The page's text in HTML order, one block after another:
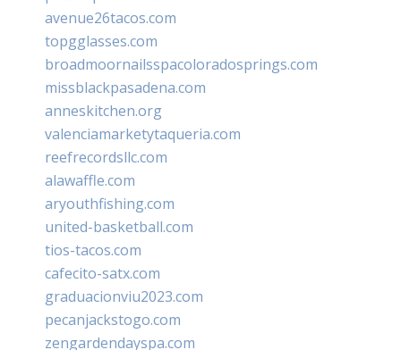
avenue26tacos.com
topgglasses.com
broadmoornailsspacoloradosprings.com
missblackpasadena.com
anneskitchen.org
valenciamarketytaqueria.com
reefrecordsllc.com
alawaffle.com
aryouthfishing.com
united-basketball.com
tios-tacos.com
cafecito-satx.com
graduacionviu2023.com
pecanjackstogo.com
zengardendayspa.com